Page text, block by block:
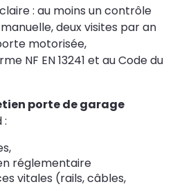
: au moins un contrôle
deux visites par an
motorisée,
NF EN 13241 et au Code du
porte de garage
:
réglementaire
vitales (rails, câbles,